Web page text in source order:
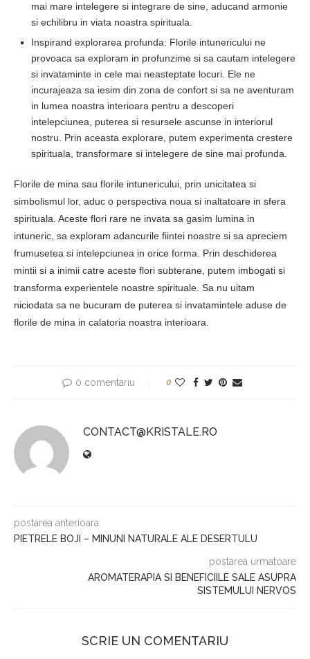
mai mare intelegere si integrare de sine, aducand armonie
si echilibru in viata noastra spirituala.
Inspirand explorarea profunda: Florile intunericului ne
provoaca sa exploram in profunzime si sa cautam intelegere
si invataminte in cele mai neasteptate locuri. Ele ne
incurajeaza sa iesim din zona de confort si sa ne aventuram
in lumea noastra interioara pentru a descoperi
intelepciunea, puterea si resursele ascunse in interiorul
nostru. Prin aceasta explorare, putem experimenta crestere
spirituala, transformare si intelegere de sine mai profunda.
Florile de mina sau florile intunericului, prin unicitatea si
simbolismul lor, aduc o perspectiva noua si inaltatoare in sfera
spirituala. Aceste flori rare ne invata sa gasim lumina in
intuneric, sa exploram adancurile fiintei noastre si sa apreciem
frumusetea si intelepciunea in orice forma. Prin deschiderea
mintii si a inimii catre aceste flori subterane, putem imbogati si
transforma experientele noastre spirituale. Sa nu uitam
niciodata sa ne bucuram de puterea si invatamintele aduse de
florile de mina in calatoria noastra interioara.
0 comentariu 0
CONTACT@KRISTALE.RO
postarea anterioara
PIETRELE BOJI – MINUNI NATURALE ALE DESERTULU
postarea urmatoare
AROMATERAPIA SI BENEFICIILE SALE ASUPRA
SISTEMULUI NERVOS
SCRIE UN COMENTARIU